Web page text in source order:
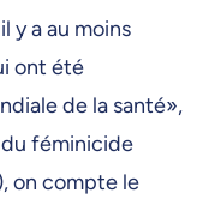
y a au moins
ont été
de la santé»,
féminicide
on compte le